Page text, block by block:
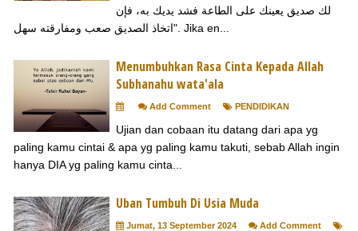
لك صديق يعينك على الطاعة فشد يديك به، فإن
اتخاذ الصديق صعب ومفارقته سهل". Jika en...
Menumbuhkan Rasa Cinta Kepada Allah
Subhanahu wata'ala
Add Comment PENDIDIKAN
Ujian dan cobaan itu datang dari apa yg
paling kamu cintai & apa yg paling kamu takuti, sebab Allah ingin
hanya DIA yg paling kamu cinta...
Uban Tumbuh Di Usia Muda
Jumat, 13 September 2024
Add Comment